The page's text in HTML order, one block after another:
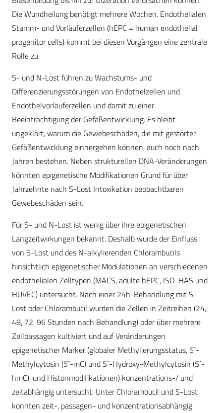
Die Wundheilung benötigt mehrere Wochen. Endothelialen
Stamm- und Vorläuferzellen (hEPC = human endothelial
progenitor cells) kommt bei diesen Vorgängen eine zentrale
Rolle zu.
S- und N-Lost führen zu Wachstums- und
Differenzierungsstörungen von Endothelzellen und
Endothelvorläuferzellen und damit zu einer
Beeinträchtigung der Gefäßentwicklung. Es bleibt
ungeklärt, warum die Gewebeschäden, die mit gestörter
Gefäßentwicklung einhergehen können, auch noch nach
Jahren bestehen. Neben strukturellen DNA-Veränderungen
könnten epigenetische Modifikationen Grund für über
Jahrzehnte nach S-Lost Intoxikation beobachtbaren
Gewebeschäden sein.
Für S- und N-Lost ist wenig über ihre epigenetischen
Langzeitwirkungen bekannt. Deshalb wurde der Einfluss
von S-Lost und des N-alkylierenden Chlorambucils
hinsichtlich epigenetischer Modulationen an verschiedenen
endothelialen Zelltypen (MACS, adulte hEPC, ISO-HAS und
HUVEC) untersucht. Nach einer 24h-Behandlung mit S-
Lost oder Chlorambucil wurden die Zellen in Zeitreihen (24,
48, 72, 96 Stunden nach Behandlung) oder über mehrere
Zellpassagen kultiviert und auf Veränderungen
epigenetischer Marker (globaler Methylierungsstatus, 5´-
Methylcytosin (5´-mC) und 5´-Hydroxy-Methylcytosin (5´-
hmC), und Histonmodifikationen) konzentrations-/ und
zeitabhängig untersucht. Unter Chlorambucil und S-Lost
konnten zeit-, passagen- und konzentrationsabhängig